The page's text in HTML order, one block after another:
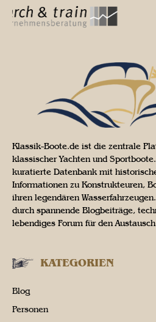
Klassik-Boote.de ist die zentrale
klassischer Yachten und
kuratierte Datenbank mit
Informationen zu Konstrukteuren,
ihren legendären
durch spannende Blogbeiträge,
lebendiges Forum für den
KATEGORIEN
Blog
Personen